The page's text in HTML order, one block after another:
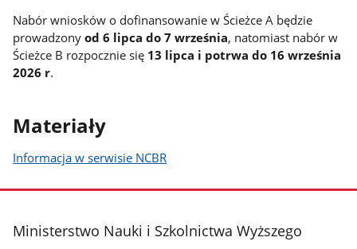
Nabór wniosków o dofinansowanie w Ścieżce A będzie
prowadzonyod 6 lipca do 7 września, natomiast nabór w
Ścieżce B rozpocznie się 13 lipca i potrwa do 16 września
2026 r.
Materiały
Informacja w serwisie NCBR
stopka
Ministerstwo Nauki i Szkolnictwa Wyższego